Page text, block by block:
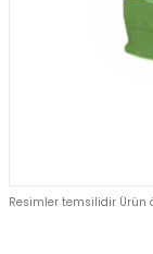
Resimler temsilidir Ürün